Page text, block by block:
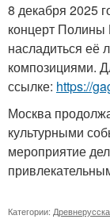
8 декабря 2025
концерт Полины
насладиться её
композициями.
ссылке: https://
Москва
культурными
мероприятие
Категории: